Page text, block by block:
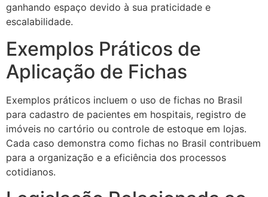
ganhando espaço devido à sua praticidade e
escalabilidade.
Exemplos Práticos de
Aplicação de Fichas
Exemplos práticos incluem o uso de fichas no Brasil
para cadastro de pacientes em hospitais, registro de
imóveis no cartório ou controle de estoque em lojas.
Cada caso demonstra como fichas no Brasil contribuem
para a organização e a eficiência dos processos
cotidianos.